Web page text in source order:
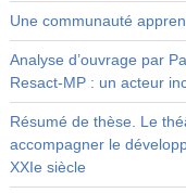
Une communauté
Analyse d’ouvrage par
Resact‑MP : un acteur
Résumé de thèse. Le
accompagner le
XXIe siècle